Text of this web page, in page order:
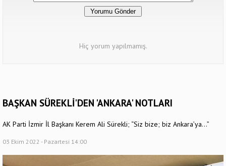
Hiç yorum yapılmamış.
BAŞKAN SÜREKLİ'DEN 'ANKARA' NOTLARI
AK Parti İzmir İl Başkanı Kerem Ali Sürekli; “Siz bize; biz Ankara’ya…”
03 Ekim 2022 - Pazartesi 14:00